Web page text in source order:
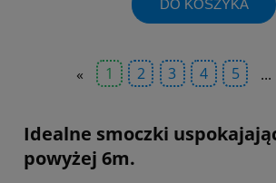
DO KOSZYKA
« 1 2 3 4 5 ...
Idealne smoczki
powyżej 6m.